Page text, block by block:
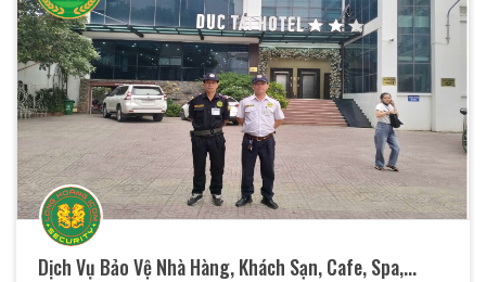
Dịch Vụ Bảo Vệ Nhà Hàng, Khách Sạn, Cafe, Spa,...